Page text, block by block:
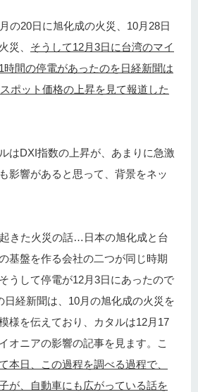
の20日に旭化成の火災、10月28日
災、 そうして12月3日に台湾のマイ
時間の停電があったのを日経新聞は
ポット価格の上昇を見て報道した
はDXI指数の上昇が、あまりに急激
影響があると思って、背景をネッ
きた火災の話…日本の旭化成と台
基盤を作る会社の二つが同じ時期
うして停電が12月3日にあったので
日経新聞は、10月の旭化成の火災を
様を伝えており、カタルは12月17
オニアの影響の記事を見ます。こ
本日、この過程を調べる過程で、
が、自動車にも広がっている話を